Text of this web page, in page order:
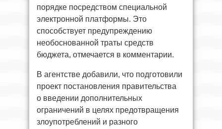
порядке посредством специальной
электронной платформы. Это
способствует предупреждению
необоснованной траты средств
бюджета, отмечается в комментарии.
В агентстве добавили, что подготовили
проект постановления правительства
о введении дополнительных
ограничений в целях предотвращения
злоупотреблений и разного